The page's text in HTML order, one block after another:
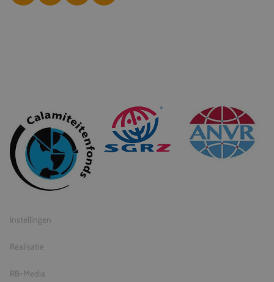
© 2026 Travel Inventive
Algemene voorwaarden
Privacy statement
Instellingen
Realisatie
RB-Media